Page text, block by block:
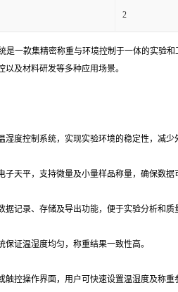
2
是一款集精密称重与环境控制于一体的实验
及材料研发等多种应用场景。
湿度控制系统，实现实验环境的稳定性，减少
子天平，支持微量及小量样品称量，确保数据
据记录、存储及导出功能，便于实验分析和质
证温湿度均匀，称重结果一致性高。
触控操作界面，用户可快速设置温湿度及称重